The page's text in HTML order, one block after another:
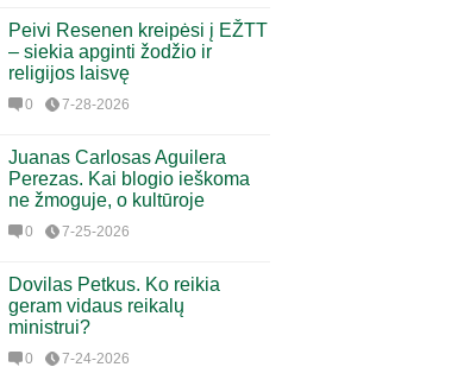
Peivi Resenen kreipėsi į EŽTT
– siekia apginti žodžio ir
religijos laisvę
0 7-28-2026
Juanas Carlosas Aguilera
Perezas. Kai blogio ieškoma
ne žmoguje, o kultūroje
0 7-25-2026
Dovilas Petkus. Ko reikia
geram vidaus reikalų
ministrui?
0 7-24-2026